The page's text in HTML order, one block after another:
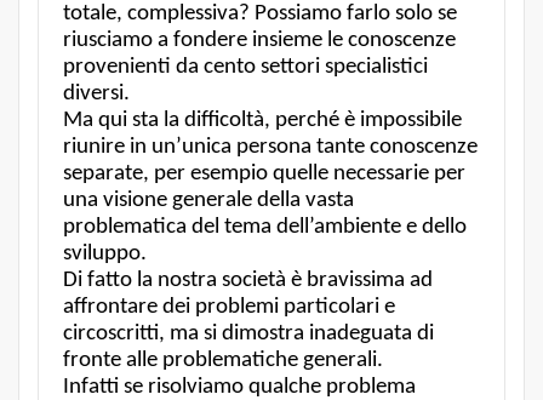
totale, complessiva? Possiamo farlo solo se
riusciamo a fondere insieme le conoscenze
provenienti da cento settori specialistici
diversi.
Ma qui sta la difficoltà, perché è impossibile
riunire in un’unica persona tante conoscenze
separate, per esempio quelle necessarie per
una visione generale della vasta
problematica del tema dell’ambiente e dello
sviluppo.
Di fatto la nostra società è bravissima ad
affrontare dei problemi particolari e
circoscritti, ma si dimostra inadeguata di
fronte alle problematiche generali.
Infatti se risolviamo qualche problema